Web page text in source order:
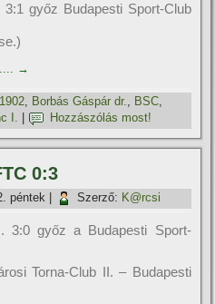
győz Budapesti Sport-Club
→
1902, Borbás Gáspár dr., BSC,
I. Hozzászólás most!
0:3
péntek Szerző: K@rcsi
3:0 győz a Budapesti Sport-
Torna-Club II. – Budapesti